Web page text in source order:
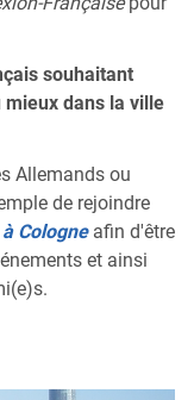
souhaitant
dans la ville
Allemands ou
de rejoindre
Cologneafin d'être
et ainsi